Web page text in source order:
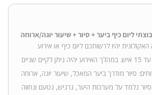
ליום כיף ביער + סיור + שיעור יוגה/ארוחה
יהיו לרשותכם ליום כיף או אירוע
משפחתי/קבוצתי - עד 15 איש. במהלך האירוע יהיה ניתן לקיים שניים
סיור מודרך ביער המאכל, שיעור יוגה, ארוחה
נלמד על מערכות היער, נרגיש, נטעם ונחווה